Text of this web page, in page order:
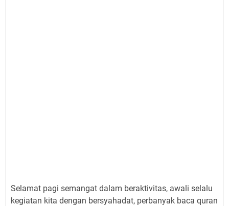
Selamat pagi semangat dalam beraktivitas, awali selalu
kegiatan kita dengan bersyahadat, perbanyak baca quran